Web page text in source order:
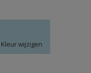
Kleur wijzigen